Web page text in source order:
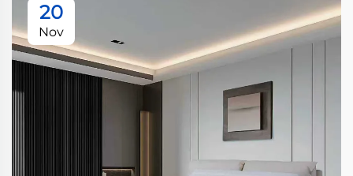
20
Nov